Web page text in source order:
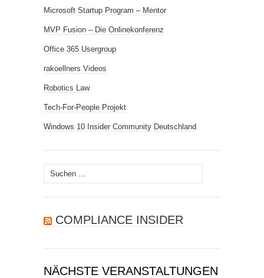
Microsoft Startup Program – Mentor
MVP Fusion – Die Onlinekonferenz
Office 365 Usergroup
rakoellners Videos
Robotics Law
Tech-For-People Projekt
Windows 10 Insider Community Deutschland
Suchen
nach:
COMPLIANCE INSIDER
NÄCHSTE VERANSTALTUNGEN